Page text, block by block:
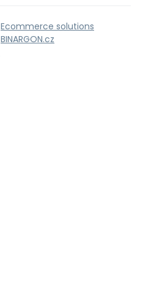
Ecommerce solutions
BINARGON.cz